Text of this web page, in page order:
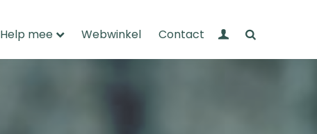
Help mee Webwinkel Contact Mijn Wandelnet